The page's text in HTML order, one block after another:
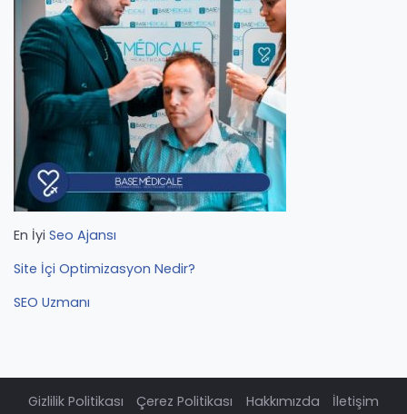
En İyi Seo Ajansı
Site İçi Optimizasyon Nedir?
SEO Uzmanı
Gizlilik Politikası Çerez Politikası Hakkımızda İletişim